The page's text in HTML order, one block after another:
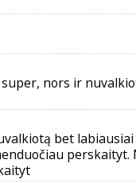
nors ir
bet
perskaityt.